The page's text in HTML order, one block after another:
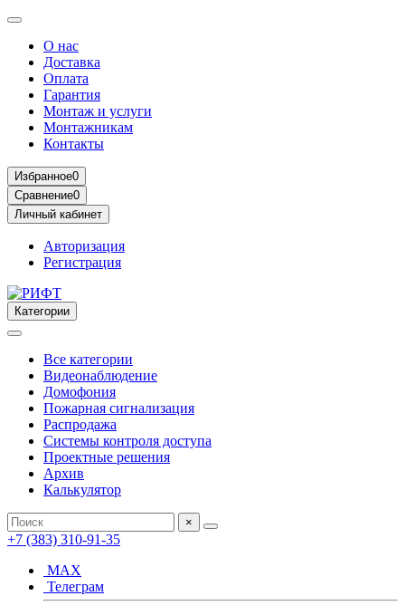
О нас
Доставка
Оплата
Гарантия
Монтаж и услуги
Монтажникам
Контакты
Избранное0
Сравнение0
Личный кабинет
Авторизация
Регистрация
Категории
Все категории
Видеонаблюдение
Домофония
Пожарная сигнализация
Распродажа
Системы контроля доступа
Проектные решения
Архив
Калькулятор
×
+7 (383) 310-91-35
МАХ
Телеграм